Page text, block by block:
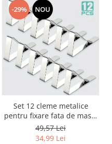
-29% NOU
Set 12 cleme metalice
pentru fixare fata de masa,
7.2x4.6x1.2 cm, accesoriu
Horeca, pentru restaurante,
49,57 Lei
34,99 Lei